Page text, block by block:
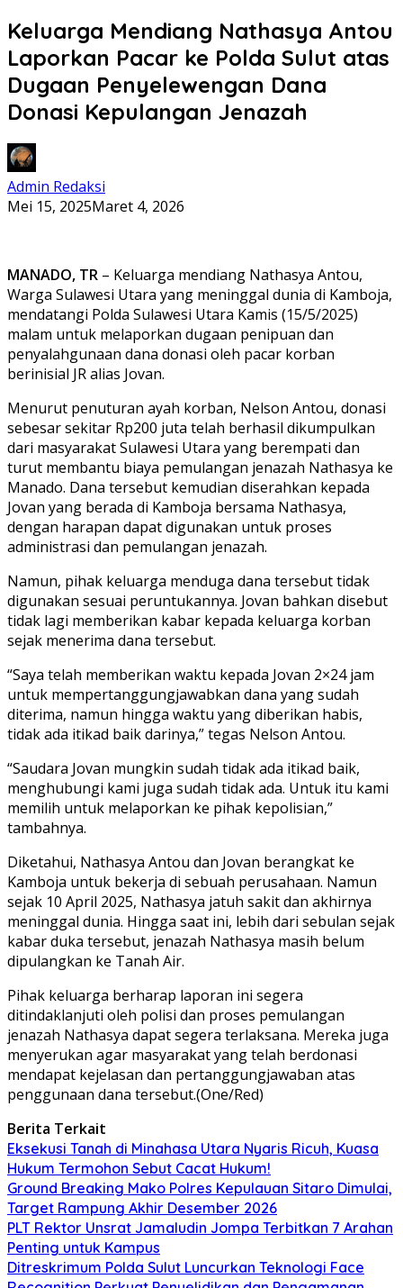
Keluarga Mendiang Nathasya Antou
Laporkan Pacar ke Polda Sulut atas
Dugaan Penyelewengan Dana
Donasi Kepulangan Jenazah
Admin Redaksi
Mei 15, 2025Maret 4, 2026
MANADO, TR – Keluarga mendiang Nathasya Antou,
Warga Sulawesi Utara yang meninggal dunia di Kamboja,
mendatangi Polda Sulawesi Utara Kamis (15/5/2025)
malam untuk melaporkan dugaan penipuan dan
penyalahgunaan dana donasi oleh pacar korban
berinisial JR alias Jovan.
Menurut penuturan ayah korban, Nelson Antou, donasi
sebesar sekitar Rp200 juta telah berhasil dikumpulkan
dari masyarakat Sulawesi Utara yang berempati dan
turut membantu biaya pemulangan jenazah Nathasya ke
Manado. Dana tersebut kemudian diserahkan kepada
Jovan yang berada di Kamboja bersama Nathasya,
dengan harapan dapat digunakan untuk proses
administrasi dan pemulangan jenazah.
Namun, pihak keluarga menduga dana tersebut tidak
digunakan sesuai peruntukannya. Jovan bahkan disebut
tidak lagi memberikan kabar kepada keluarga korban
sejak menerima dana tersebut.
“Saya telah memberikan waktu kepada Jovan 2×24 jam
untuk mempertanggungjawabkan dana yang sudah
diterima, namun hingga waktu yang diberikan habis,
tidak ada itikad baik darinya,” tegas Nelson Antou.
“Saudara Jovan mungkin sudah tidak ada itikad baik,
menghubungi kami juga sudah tidak ada. Untuk itu kami
memilih untuk melaporkan ke pihak kepolisian,”
tambahnya.
Diketahui, Nathasya Antou dan Jovan berangkat ke
Kamboja untuk bekerja di sebuah perusahaan. Namun
sejak 10 April 2025, Nathasya jatuh sakit dan akhirnya
meninggal dunia. Hingga saat ini, lebih dari sebulan sejak
kabar duka tersebut, jenazah Nathasya masih belum
dipulangkan ke Tanah Air.
Pihak keluarga berharap laporan ini segera
ditindaklanjuti oleh polisi dan proses pemulangan
jenazah Nathasya dapat segera terlaksana. Mereka juga
menyerukan agar masyarakat yang telah berdonasi
mendapat kejelasan dan pertanggungjawaban atas
penggunaan dana tersebut.(One/Red)
Berita Terkait
Eksekusi Tanah di Minahasa Utara Nyaris Ricuh, Kuasa
Hukum Termohon Sebut Cacat Hukum!
Ground Breaking Mako Polres Kepulauan Sitaro Dimulai,
Target Rampung Akhir Desember 2026
​PLT Rektor Unsrat Jamaludin Jompa Terbitkan 7 Arahan
Penting untuk Kampus
Ditreskrimum Polda Sulut Luncurkan Teknologi Face